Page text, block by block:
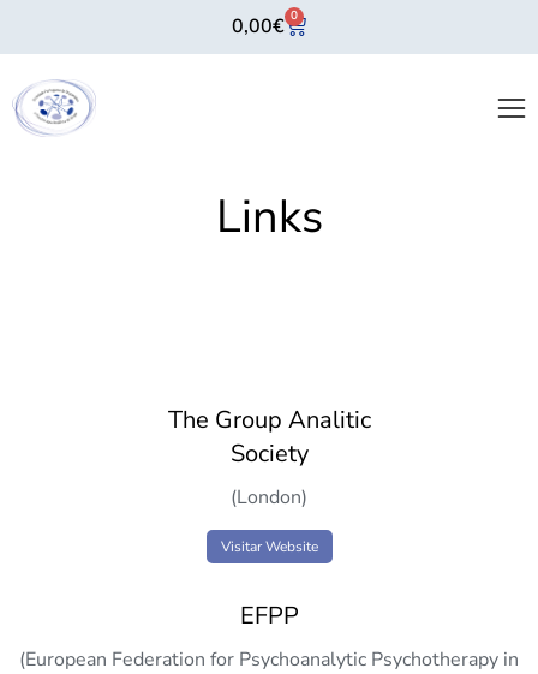
0,00€ 0
Links
The Group Analitic
Society
(London)
Visitar Website
EFPP
(European Federation for Psychoanalytic Psychotherapy in